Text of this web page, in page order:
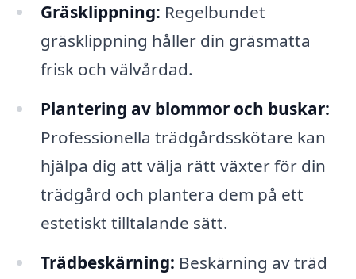
Gräsklippning: Regelbundet
gräsklippning håller din gräsmatta
frisk och välvårdad.
Plantering av blommor och buskar:
Professionella trädgårdsskötare kan
hjälpa dig att välja rätt växter för din
trädgård och plantera dem på ett
estetiskt tilltalande sätt.
Trädbeskärning: Beskärning av träd